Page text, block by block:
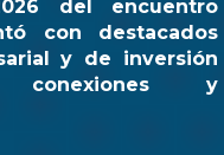
del encuentro
con destacados
y de inversión
conexiones y